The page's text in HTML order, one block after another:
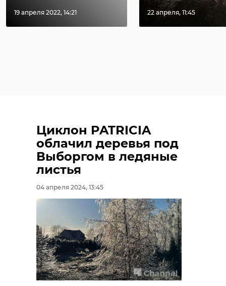
19 апреля 2022, 14:21 22 апреля, 11:45
Циклон PATRICIA
облачил деревья под
Выборгом в ледяные
листья
04 апреля 2024, 13:45